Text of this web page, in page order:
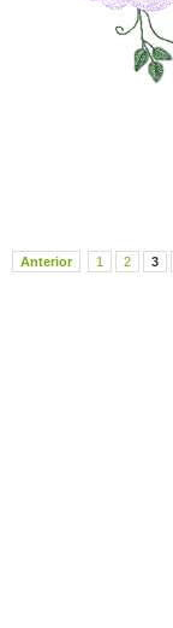
Anterior 1 2 3